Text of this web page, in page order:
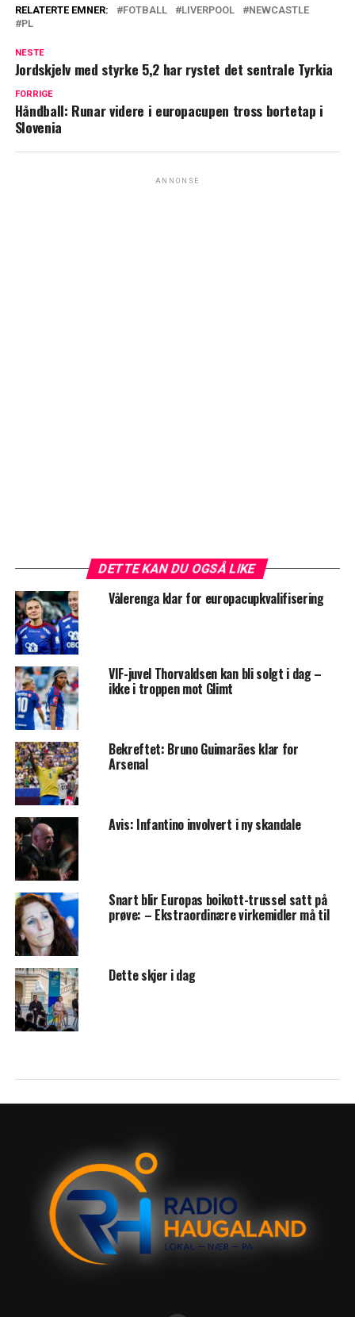
RELATERTE EMNER: FOTBALL LIVERPOOL
NEWCASTLE
PL
NESTE
Jordskjelv med styrke 5,2 har rystet det sentrale Tyrkia
FORRIGE
Håndball: Runar videre i europacupen tross bortetap i
Slovenia
ANNONSE
DETTE KAN DU OGSÅ LIKE
Vålerenga klar for europacupkvalifisering
VIF-juvel Thorvaldsen kan bli solgt i dag –
ikke i troppen mot Glimt
Bekreftet: Bruno Guimarães klar for
Arsenal
Avis: Infantino involvert i ny skandale
Snart blir Europas boikott-trussel satt på
prøve: – Ekstraordinære virkemidler må til
Dette skjer i dag